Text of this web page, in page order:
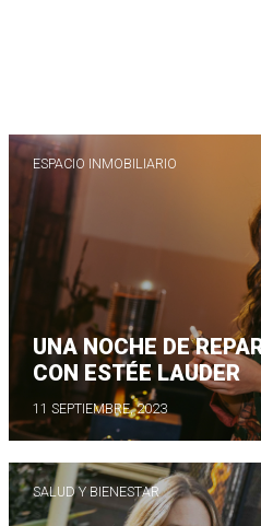
ESPACIO INMOBILIARIO
UNA NOCHE DE
CON ESTÉE LAUDER
11 SEPTIEMBRE, 2023
SALUD Y BIENESTAR